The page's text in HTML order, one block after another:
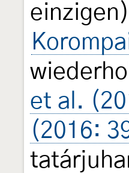
et al.
(2016: